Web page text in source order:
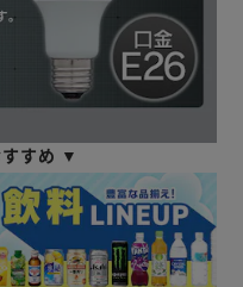
すめ ▼